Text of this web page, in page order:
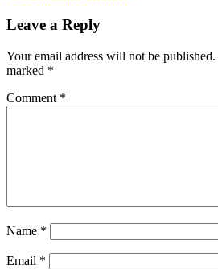
Leave a Reply
Your email address will not be published.
marked *
Comment *
Name *
Email *